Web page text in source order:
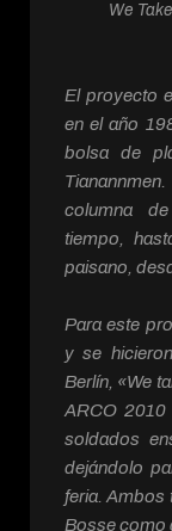
We
El proyecto
en el año
bolsa de
columna
tiempo,
paisano,
Para este
y se
Berlín, «We
ARCO
soldados
dejándolo
feria. Ambos
Bosse como